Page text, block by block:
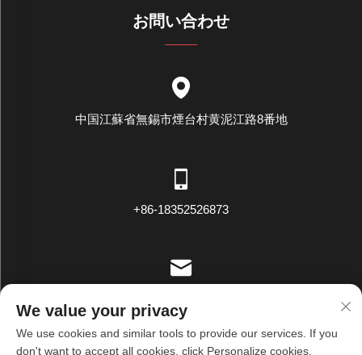
お問い合わせ
中国江蘇省無錫市煙台村黄泥江路8番地
+86-18352526873
We value your privacy
We use cookies and similar tools to provide our services. If you
don't want to accept all cookies, click Personalize cookies.